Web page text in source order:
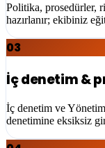
Politika, prosedürler,
hazırlanır; ekibiniz
03
İç denetim &
İç denetim ve
denetimine eksiksiz